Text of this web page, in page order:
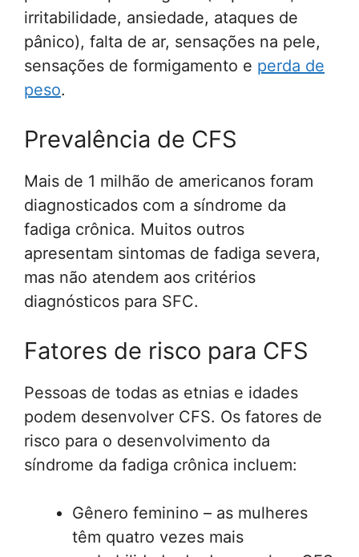
irritabilidade, ansiedade, ataques de
pânico), falta de ar, sensações na pele,
sensações de formigamento e perda de
peso.
Prevalência de CFS
Mais de 1 milhão de americanos foram
diagnosticados com a síndrome da
fadiga crônica. Muitos outros
apresentam sintomas de fadiga severa,
mas não atendem aos critérios
diagnósticos para SFC.
Fatores de risco para CFS
Pessoas de todas as etnias e idades
podem desenvolver CFS. Os fatores de
risco para o desenvolvimento da
síndrome da fadiga crônica incluem:
Gênero feminino – as mulheres
têm quatro vezes mais